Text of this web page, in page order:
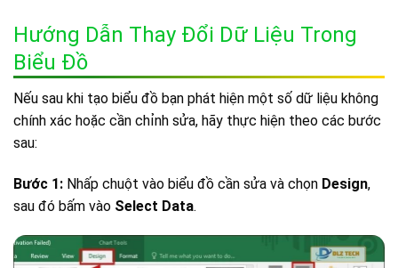
Hướng Dẫn Thay Đổi Dữ Liệu Trong
Biểu Đồ
Nếu sau khi tạo biểu đồ bạn phát hiện một số dữ liệu không
chính xác hoặc cần chỉnh sửa, hãy thực hiện theo các bước
sau:
Bước 1: Nhấp chuột vào biểu đồ cần sửa và chọn Design,
sau đó bấm vào Select Data.